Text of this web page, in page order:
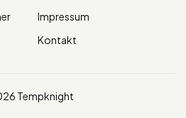
Impressum
Kontakt
Tempknight